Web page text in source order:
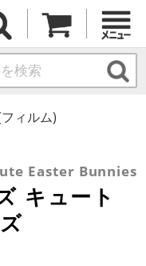
ィルム)
Easter Bunnies
キュート